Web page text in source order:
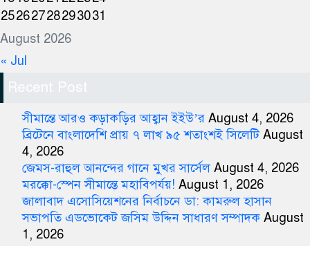
August 2026
25262728293031
« Jul
Recent Post
সীমান্তে আরও কড়াকড়ির আহ্বান ইইউ’র August 4, 2026
ব্রিটেনে বাংলাদেশি প্রায় ৭ লাখ ৯৫ শতাংশই সিলেটি August
4, 2026
জেমস-রাহুল আনন্দের গানে মুখর সার্সেল August 4, 2026
মরক্কো-স্পেন সীমান্তে মহাবিপর্যয়! August 1, 2026
জালাবাদ এসোসিয়েশনের নির্বাচনে ডা: কামরুল হাসান
সভাপতি এডভোকেট জসিম উদ্দিন সাধারণ সম্পাদক August
1, 2026